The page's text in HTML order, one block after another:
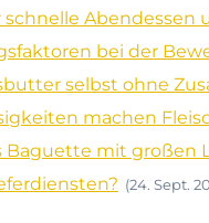
schnelle Abendessen
bei der
selbst ohne
machen
mit großen
(24. Sept.